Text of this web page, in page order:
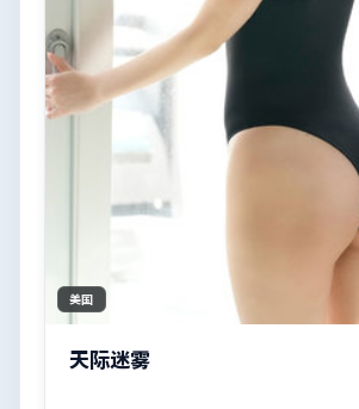
美国
天际迷雾